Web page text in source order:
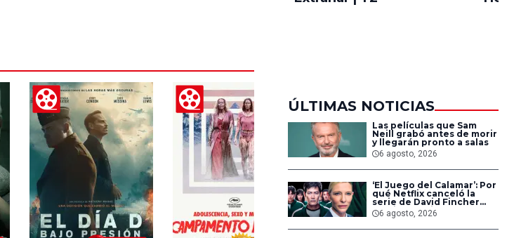
ÚLTIMAS NOTICIAS
Las películas que Sam
Neill grabó antes de morir
y llegarán pronto a salas
6 agosto, 2026
‘El Juego del Calamar’: Por
qué Netflix canceló la
serie de David Fincher
que iba a ubicarse en
Estados Unidos
6 agosto, 2026